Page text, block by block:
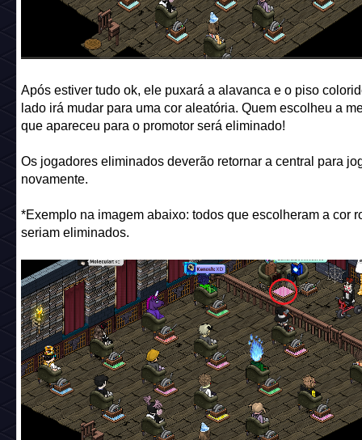
Após estiver tudo ok, ele puxará a alavanca e o piso
lado irá mudar para uma cor aleatória. Quem escolheu a
que apareceu para o promotor será eliminado!
Os jogadores eliminados deverão retornar a central para
novamente.
*Exemplo na imagem abaixo: todos que escolheram a cor
seriam eliminados.